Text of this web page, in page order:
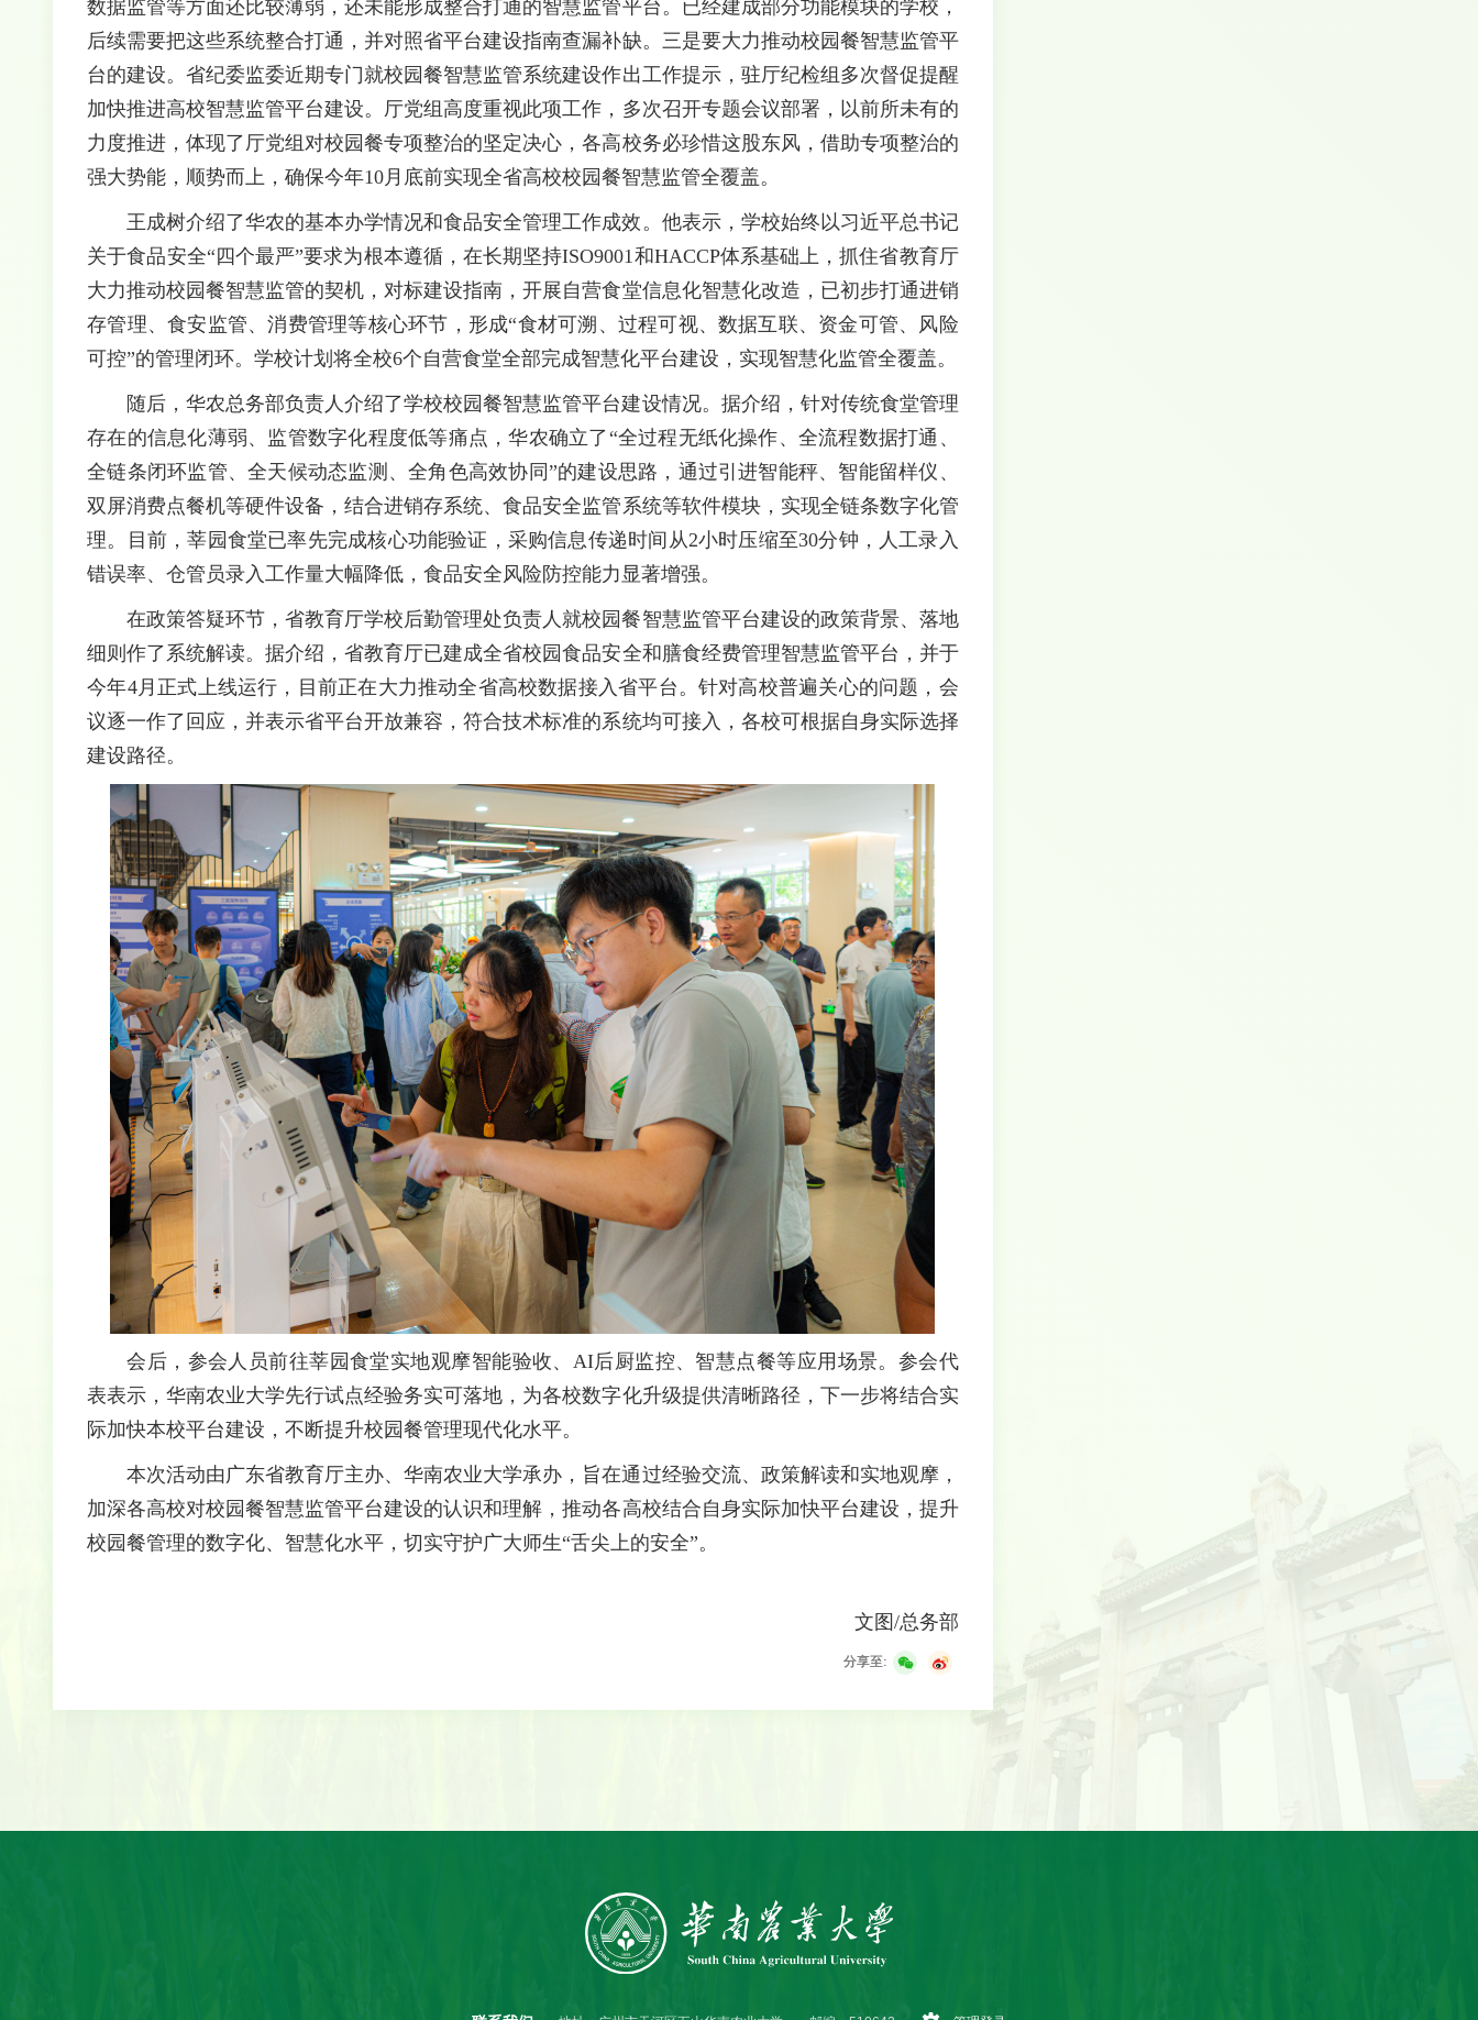
数据监管等方面还比较薄弱，还未能形成整合打通的智慧监管平台。已经建成部分功能模块的学校，
后续需要把这些系统整合打通，并对照省平台建设指南查漏补缺。三是要大力推动校园餐智慧监管平
台的建设。省纪委监委近期专门就校园餐智慧监管系统建设作出工作提示，驻厅纪检组多次督促提醒
加快推进高校智慧监管平台建设。厅党组高度重视此项工作，多次召开专题会议部署，以前所未有的
力度推进，体现了厅党组对校园餐专项整治的坚定决心，各高校务必珍惜这股东风，借助专项整治的
强大势能，顺势而上，确保今年10月底前实现全省高校校园餐智慧监管全覆盖。
王成树介绍了华农的基本办学情况和食品安全管理工作成效。他表示，学校始终以习近平总书记
关于食品安全“四个最严”要求为根本遵循，在长期坚持ISO9001和HACCP体系基础上，抓住省教育厅
大力推动校园餐智慧监管的契机，对标建设指南，开展自营食堂信息化智慧化改造，已初步打通进销
存管理、食安监管、消费管理等核心环节，形成“食材可溯、过程可视、数据互联、资金可管、风险
可控”的管理闭环。学校计划将全校6个自营食堂全部完成智慧化平台建设，实现智慧化监管全覆盖。
随后，华农总务部负责人介绍了学校校园餐智慧监管平台建设情况。据介绍，针对传统食堂管理
存在的信息化薄弱、监管数字化程度低等痛点，华农确立了“全过程无纸化操作、全流程数据打通、
全链条闭环监管、全天候动态监测、全角色高效协同”的建设思路，通过引进智能秤、智能留样仪、
双屏消费点餐机等硬件设备，结合进销存系统、食品安全监管系统等软件模块，实现全链条数字化管
理。目前，莘园食堂已率先完成核心功能验证，采购信息传递时间从2小时压缩至30分钟，人工录入
错误率、仓管员录入工作量大幅降低，食品安全风险防控能力显著增强。
在政策答疑环节，省教育厅学校后勤管理处负责人就校园餐智慧监管平台建设的政策背景、落地
细则作了系统解读。据介绍，省教育厅已建成全省校园食品安全和膳食经费管理智慧监管平台，并于
今年4月正式上线运行，目前正在大力推动全省高校数据接入省平台。针对高校普遍关心的问题，会
议逐一作了回应，并表示省平台开放兼容，符合技术标准的系统均可接入，各校可根据自身实际选择
建设路径。
会后，参会人员前往莘园食堂实地观摩智能验收、AI后厨监控、智慧点餐等应用场景。参会代
表表示，华南农业大学先行试点经验务实可落地，为各校数字化升级提供清晰路径，下一步将结合实
际加快本校平台建设，不断提升校园餐管理现代化水平。
本次活动由广东省教育厅主办、华南农业大学承办，旨在通过经验交流、政策解读和实地观摩，
加深各高校对校园餐智慧监管平台建设的认识和理解，推动各高校结合自身实际加快平台建设，提升
校园餐管理的数字化、智慧化水平，切实守护广大师生“舌尖上的安全”。
文图/总务部
分享至: